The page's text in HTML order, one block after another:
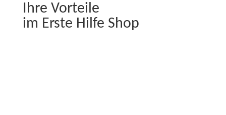
Ihre Vorteile
im Erste Hilfe Shop